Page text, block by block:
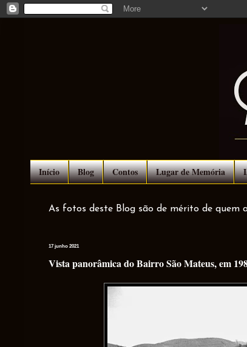
Início Blog Contos Lugar de Memória
As fotos deste Blog são de mérito de quem
17 junho 2021
Vista panorâmica do Bairro São Mateus, em